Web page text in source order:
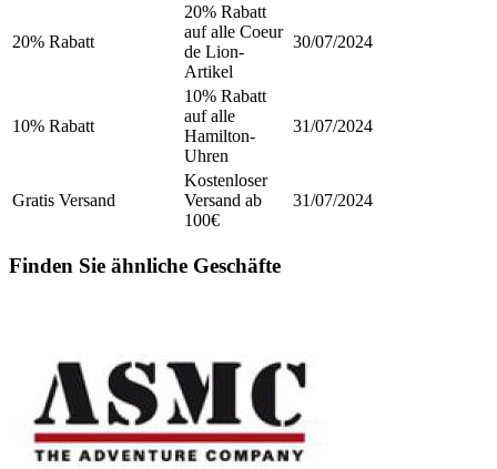
20% Rabatt
20% Rabatt
auf alle Coeur
de Lion-
Artikel
30/07/2024
10% Rabatt
10% Rabatt
auf alle
Hamilton-
Uhren
31/07/2024
Gratis Versand
Kostenloser
Versand ab
100€
31/07/2024
Finden Sie ähnliche Geschäfte